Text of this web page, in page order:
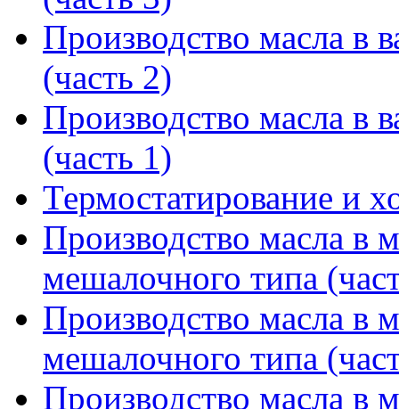
Производство масла в
(часть 2)
Производство масла в
(часть 1)
Термостатирование и
Производство масла в
мешалочного типа
Производство масла в
мешалочного типа
Производство масла в